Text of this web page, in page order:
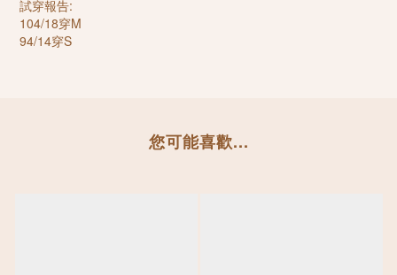
試穿報告:
104/18穿M
94/14穿S
您可能喜歡...